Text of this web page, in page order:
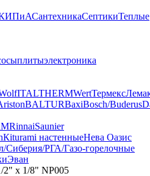
СантехникаСептикиТеплые
плитыэлектроника
ITALTHERMWertТермекс
BALTURBaxiBosch/Buderus
RinnaiSaunier
Кiturami настенныеНева Оазис
РГА/Газо-горелочные
Эван
х 1/8" NP005